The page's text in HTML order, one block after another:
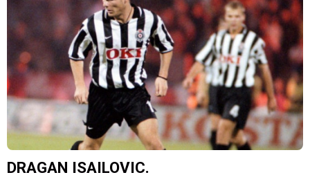
DRAGAN ISAILOVIC.